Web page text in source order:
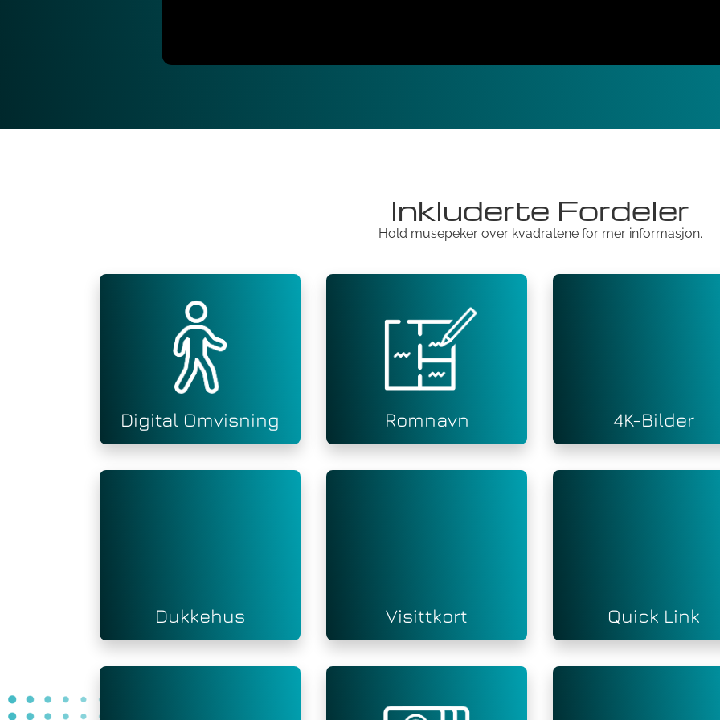
Inkluderte Fordeler
Hold musepeker over kvadratene for mer informasjon.
Digital Omvisning Romnavn 4K-Bilder
Dukkehus Visittkort Quick Link